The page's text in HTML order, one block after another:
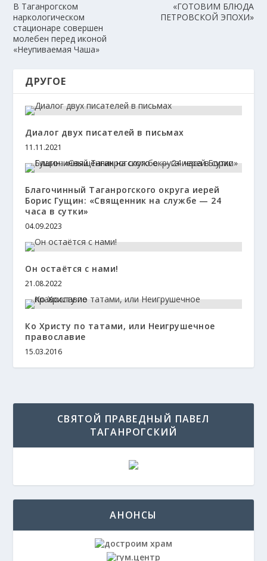
В Таганрогском
наркологическом
стационаре совершен
молебен перед иконой
«Неупиваемая Чаша»
«ГОТОВИМ БЛЮДА
ПЕТРОВСКОЙ ЭПОХИ»
ДРУГОЕ
Диалог двух писателей в письмах
11.11.2021
Благочинный Таганрогского округа иерей
Борис Гущин: «Священник на службе — 24
часа в сутки»
04.09.2023
Он остаётся с нами!
21.08.2022
Ко Христу по татами, или Неигрушечное
православие
15.03.2016
СВЯТОЙ ПРАВЕДНЫЙ ПАВЕЛ
ТАГАНРОГСКИЙ
АНОНСЫ